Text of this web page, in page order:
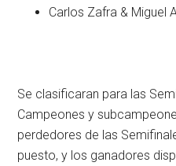
Carlos Zafra & Miguel
Se clasificaran para las
Campeones y
perdedores de las
puesto, y los ganadores